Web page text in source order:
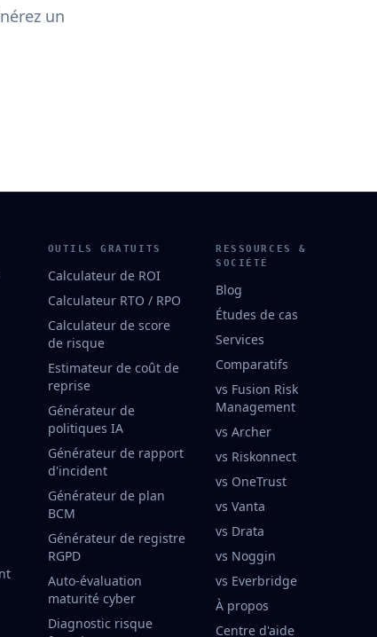
un
OUTILS GRATUITS
Calculateur de ROI
Calculateur RTO / RPO
Calculateur de score
de risque
Estimateur de coût de
reprise
Générateur de
politiques IA
Générateur de rapport
d'incident
Générateur de plan
BCM
Générateur de registre
RGPD
Auto-évaluation
maturité cyber
Diagnostic risque
RESSOURCES &
SOCIÉTÉ
Blog
Études de cas
Services
Comparatifs
vs Fusion Risk
Management
vs Archer
vs Riskonnect
vs OneTrust
vs Vanta
vs Drata
vs Noggin
vs Everbridge
À propos
Centre d'aide